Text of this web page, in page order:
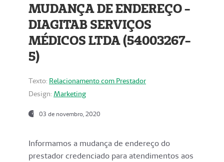
MUDANÇA DE ENDEREÇO -
DIAGITAB SERVIÇOS
MÉDICOS LTDA (54003267-
5)
Texto: Relacionamento com Prestador
Design: Marketing
03 de novembro, 2020
Informamos a mudança de endereço do
prestador credenciado para atendimentos aos